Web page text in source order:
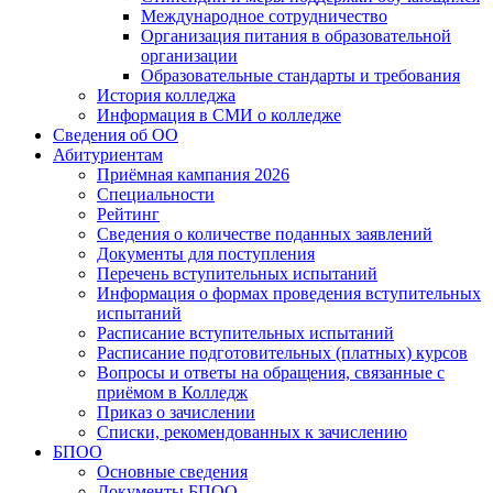
Международное сотрудничество
Организация питания в образовательной
организации
Образовательные стандарты и требования
История колледжа
Информация в СМИ о колледже
Сведения об ОО
Абитуриентам
Приёмная кампания 2026
Специальности
Рейтинг
Сведения о количестве поданных заявлений
Документы для поступления
Перечень вступительных испытаний
Информация о формах проведения вступительных
испытаний
Расписание вступительных испытаний
Расписание подготовительных (платных) курсов
Вопросы и ответы на обращения, связанные с
приёмом в Колледж
Приказ о зачислении
Списки, рекомендованных к зачислению
БПОО
Основные сведения